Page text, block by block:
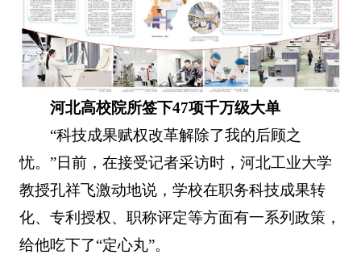
河北高校院所签下47项千万级大单
“科技成果赋权改革解除了我的后顾之
忧。”日前，在接受记者采访时，河北工业大学
教授孔祥飞激动地说，学校在职务科技成果转
化、专利授权、职称评定等方面有一系列政策，
给他吃下了“定心丸”。